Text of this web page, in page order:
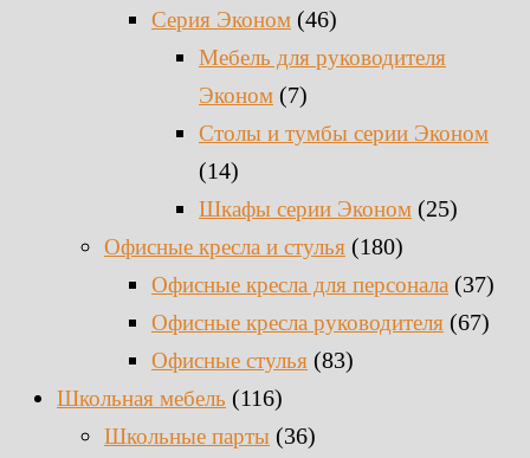
Серия Эконом (46)
Мебель для руководителя
Эконом (7)
Столы и тумбы серии Эконом
(14)
Шкафы серии Эконом (25)
Офисные кресла и стулья (180)
Офисные кресла для персонала (37)
Офисные кресла руководителя (67)
Офисные стулья (83)
Школьная мебель (116)
Школьные парты (36)